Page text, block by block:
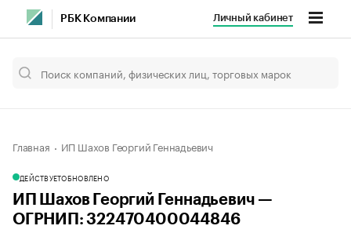
РБК Компании Личный кабинет
Главная ИП Шахов Георгий Геннадьевич
ДЕЙСТВУЕТОБНОВЛЕНО
ИП Шахов Георгий Геннадьевич —
ОГРНИП: 322470400044846